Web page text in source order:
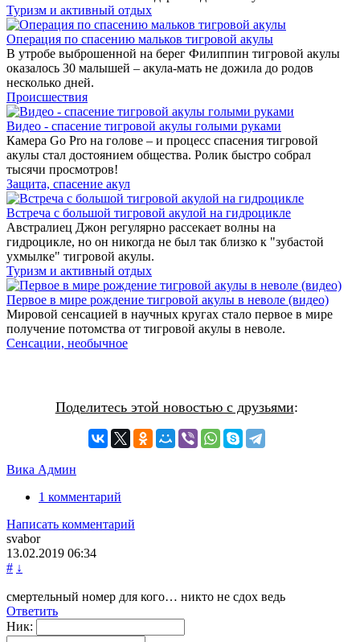
Туризм и активный отдых
Операция по спасению мальков тигровой акулы
В утробе выброшенной на берег Филиппин тигровой акулы
оказалось 30 малышей – акула-мать не дожила до родов
несколько дней.
Происшествия
Видео - спасение тигровой акулы голыми руками
Камера Go Pro на голове – и процесс спасения тигровой
акулы стал достоянием общества. Ролик быстро собрал
тысячи просмотров!
Защита, спасение акул
Встреча с большой тигровой акулой на гидроцикле
Австралиец Джон регулярно рассекает волны на
гидроцикле, но он никогда не был так близко к "зубастой
ухмылке" тигровой акулы.
Туризм и активный отдых
Первое в мире рождение тигровой акулы в неволе (видео)
Мировой сенсацией в научных кругах стало первое в мире
получение потомства от тигровой акулы в неволе.
Сенсации, необычное
Поделитесь этой новостью с друзьями:
Вика Админ
1 комментарий
Написать комментарий
svabor
13.02.2019 06:34
# ↓
смертельный номер для кого… никто не сдох ведь
Ответить
Ник: